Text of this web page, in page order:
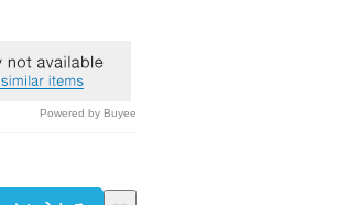
Powered by Buyee